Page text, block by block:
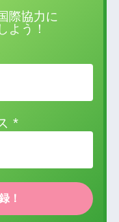
際協力に
よう！
*